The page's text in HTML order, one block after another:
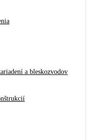
a bleskozvodov